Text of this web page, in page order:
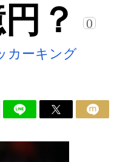
？
0
カーキング